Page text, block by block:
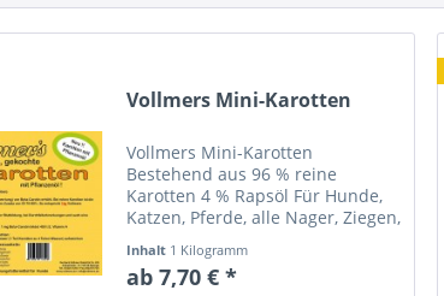
Vollmers Mini-Karotten
Vollmers Mini-Karotten
Bestehend aus 96 % reine
Karotten 4 % Rapsöl Für Hunde,
Katzen, Pferde, alle Nager, Ziegen,
normalen Futterration wird der
Bedarf an natürlichen Beta-
Inhalt 1 Kilogramm
ab 7,70 € *